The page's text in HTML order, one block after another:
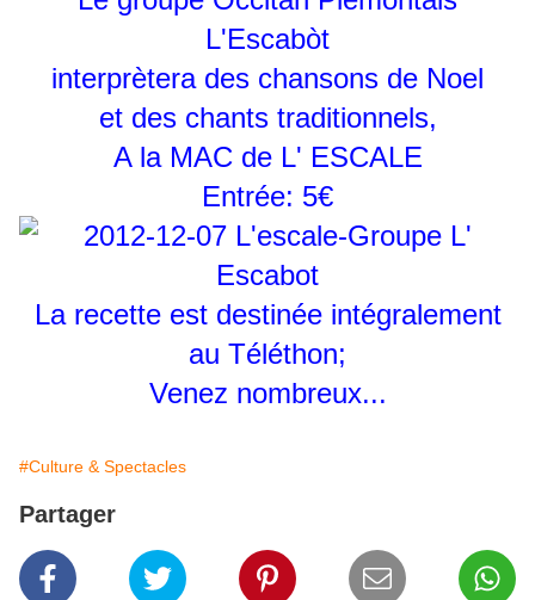
L'Escabòt
interprètera des chansons de Noel
et des chants traditionnels,
A la MAC de L' ESCALE
Entrée: 5€
La recette est destinée intégralement
au Téléthon;
Venez nombreux...
#Culture & Spectacles
Partager